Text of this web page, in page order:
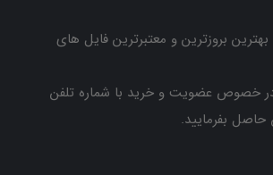
بروزترین و معتبرترین فایل های
خصوص عضویت و خرید با شماره تلفن